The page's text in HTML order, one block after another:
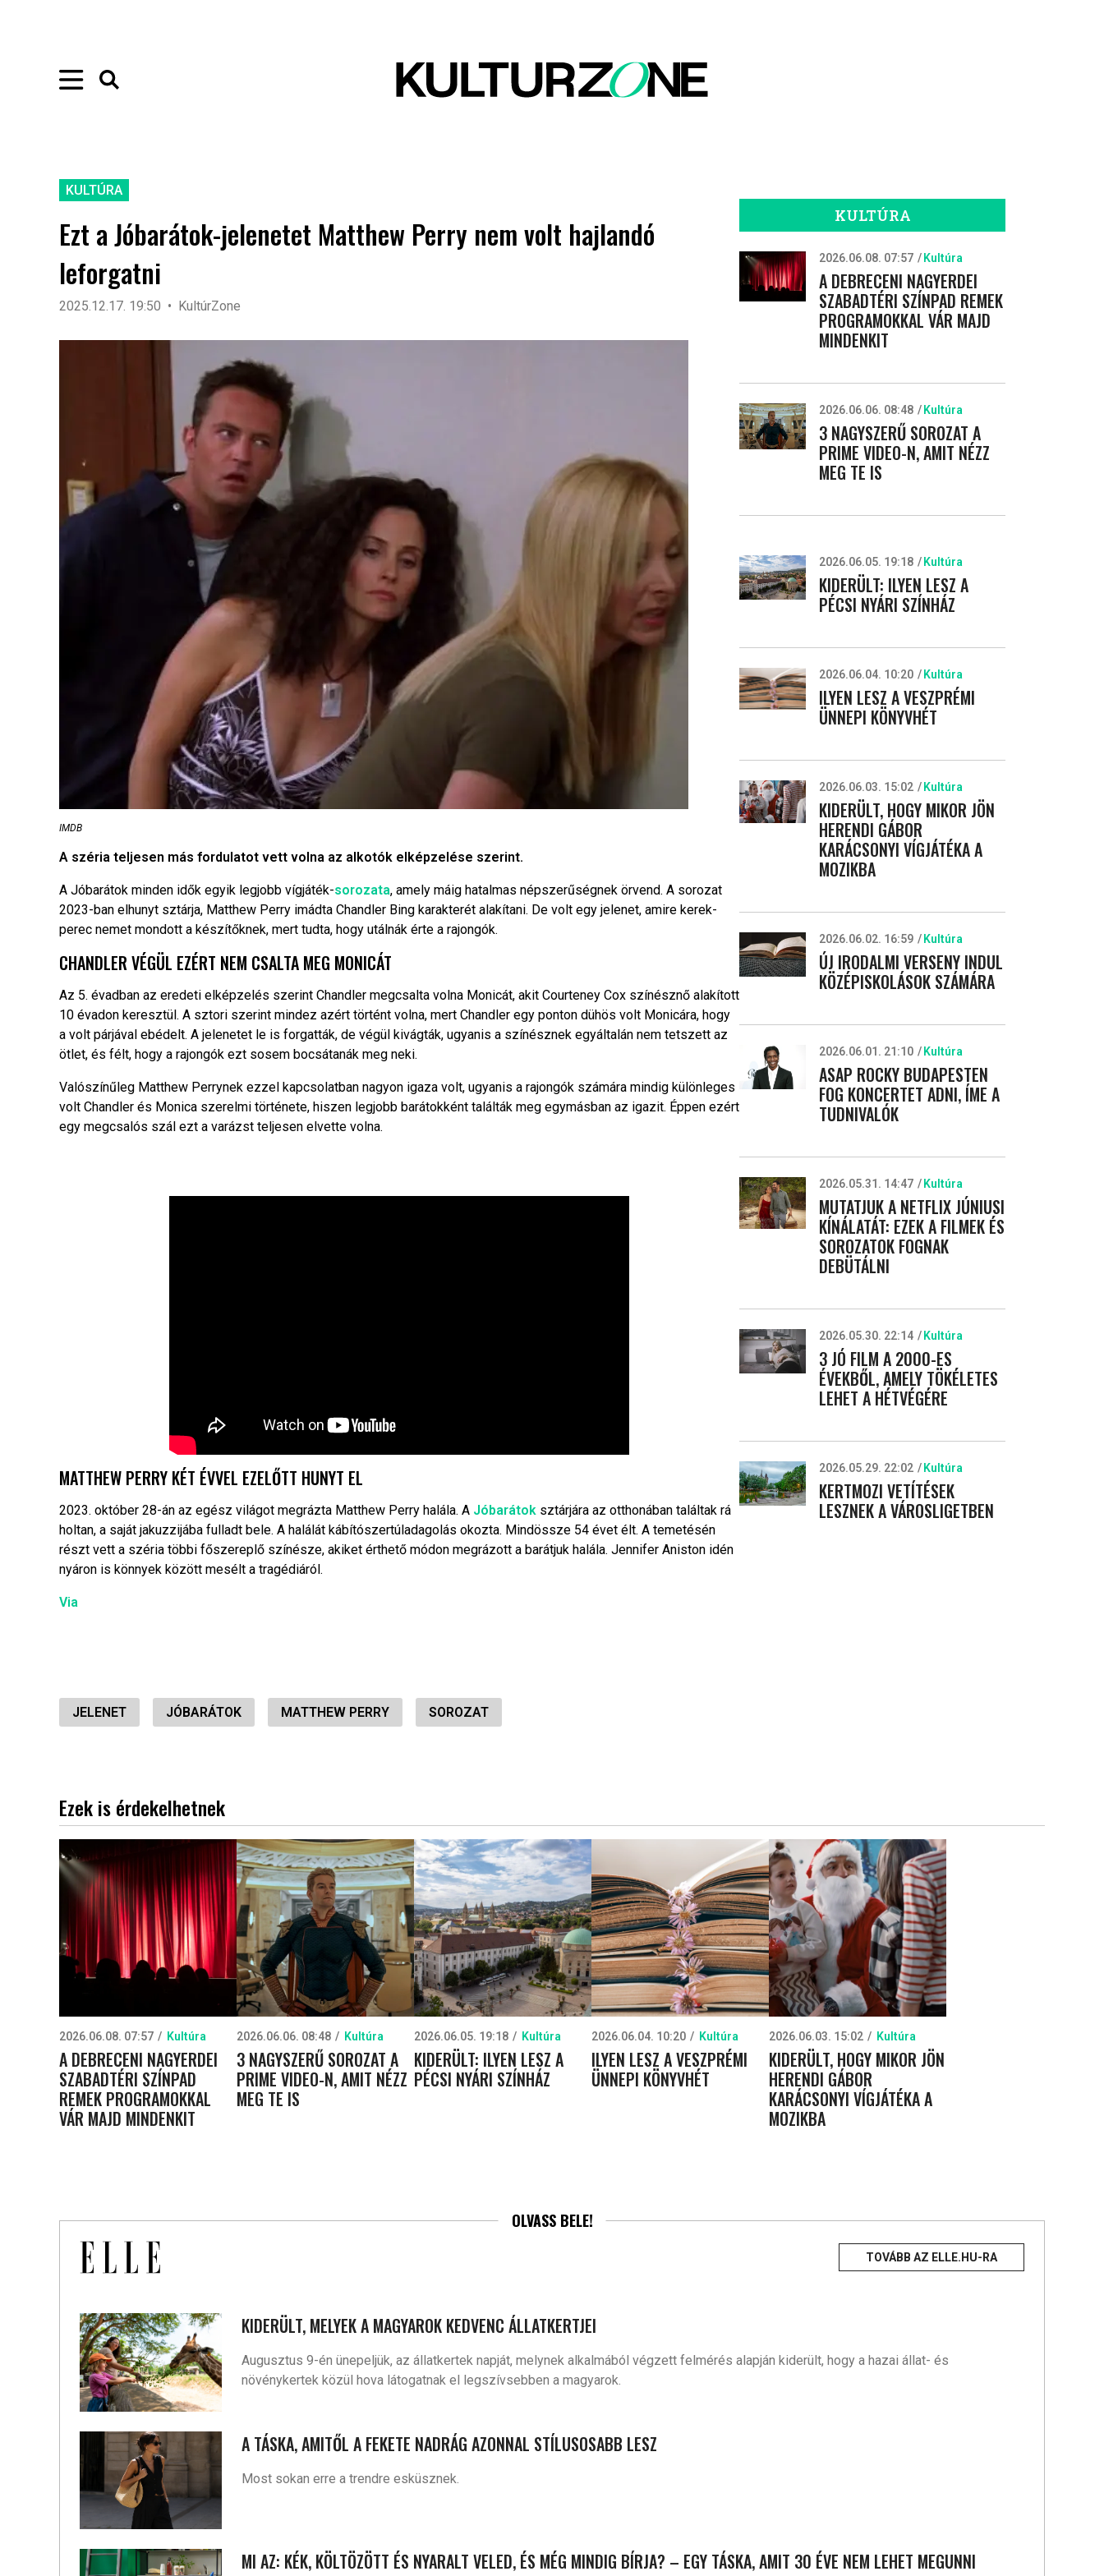
KULTÚRA
Ezt a Jóbarátok-jelenetet Matthew Perry nem volt hajlandó
leforgatni
2025.12.17. 19:50 KultúrZone
IMDB
A széria teljesen más fordulatot vett volna az alkotók elképzelése szerint.
A Jóbarátok minden idők egyik legjobb vígjáték-sorozata, amely máig hatalmas népszerűségnek örvend. A sorozat
2023-ban elhunyt sztárja, Matthew Perry imádta Chandler Bing karakterét alakítani. De volt egy jelenet, amire kerek-
perec nemet mondott a készítőknek, mert tudta, hogy utálnák érte a rajongók.
CHANDLER VÉGÜL EZÉRT NEM CSALTA MEG MONICÁT
Az 5. évadban az eredeti elképzelés szerint Chandler megcsalta volna Monicát, akit Courteney Cox színésznő alakított
10 évadon keresztül. A sztori szerint mindez azért történt volna, mert Chandler egy ponton dühös volt Monicára, hogy
a volt párjával ebédelt. A jelenetet le is forgatták, de végül kivágták, ugyanis a színésznek egyáltalán nem tetszett az
ötlet, és félt, hogy a rajongók ezt sosem bocsátanák meg neki.
Valószínűleg Matthew Perrynek ezzel kapcsolatban nagyon igaza volt, ugyanis a rajongók számára mindig különleges
volt Chandler és Monica szerelmi története, hiszen legjobb barátokként találták meg egymásban az igazit. Éppen ezért
egy megcsalós szál ezt a varázst teljesen elvette volna.
MATTHEW PERRY KÉT ÉVVEL EZELŐTT HUNYT EL
2023. október 28-án az egész világot megrázta Matthew Perry halála. A Jóbarátok sztárjára az otthonában találtak rá
holtan, a saját jakuzzijába fulladt bele. A halálát kábítószertúladagolás okozta. Mindössze 54 évet élt. A temetésén
részt vett a széria többi főszereplő színésze, akiket érthető módon megrázott a barátjuk halála. Jennifer Aniston idén
nyáron is könnyek között mesélt a tragédiáról.
Via
JELENET JÓBARÁTOK MATTHEW PERRY SOROZAT
KULTÚRA
2026.06.08. 07:57 Kultúra
A DEBRECENI NAGYERDEI
SZABADTÉRI SZÍNPAD REMEK
PROGRAMOKKAL VÁR MAJD
MINDENKIT
2026.06.06. 08:48 Kultúra
3 NAGYSZERŰ SOROZAT A
PRIME VIDEO-N, AMIT NÉZZ
MEG TE IS
2026.06.05. 19:18 Kultúra
KIDERÜLT: ILYEN LESZ A
PÉCSI NYÁRI SZÍNHÁZ
2026.06.04. 10:20 Kultúra
ILYEN LESZ A VESZPRÉMI
ÜNNEPI KÖNYVHÉT
2026.06.03. 15:02 Kultúra
KIDERÜLT, HOGY MIKOR JÖN
HERENDI GÁBOR
KARÁCSONYI VÍGJÁTÉKA A
MOZIKBA
2026.06.02. 16:59 Kultúra
ÚJ IRODALMI VERSENY INDUL
KÖZÉPISKOLÁSOK SZÁMÁRA
2026.06.01. 21:10 Kultúra
ASAP ROCKY BUDAPESTEN
FOG KONCERTET ADNI, ÍME A
TUDNIVALÓK
2026.05.31. 14:47 Kultúra
MUTATJUK A NETFLIX JÚNIUSI
KÍNÁLATÁT: EZEK A FILMEK ÉS
SOROZATOK FOGNAK
DEBÜTÁLNI
2026.05.30. 22:14 Kultúra
3 JÓ FILM A 2000-ES
ÉVEKBŐL, AMELY TÖKÉLETES
LEHET A HÉTVÉGÉRE
2026.05.29. 22:02 Kultúra
KERTMOZI VETÍTÉSEK
LESZNEK A VÁROSLIGETBEN
Ezek is érdekelhetnek
2026.06.08. 07:57 Kultúra
A DEBRECENI NAGYERDEI
SZABADTÉRI SZÍNPAD
REMEK PROGRAMOKKAL
VÁR MAJD MINDENKIT
2026.06.06. 08:48 Kultúra
3 NAGYSZERŰ SOROZAT A
PRIME VIDEO-N, AMIT NÉZZ
MEG TE IS
2026.06.05. 19:18 Kultúra
KIDERÜLT: ILYEN LESZ A
PÉCSI NYÁRI SZÍNHÁZ
2026.06.04. 10:20 Kultúra
ILYEN LESZ A VESZPRÉMI
ÜNNEPI KÖNYVHÉT
2026.06.03. 15:02 Kultúra
KIDERÜLT, HOGY MIKOR JÖN
HERENDI GÁBOR
KARÁCSONYI VÍGJÁTÉKA A
MOZIKBA
OLVASS BELE!
TOVÁBB AZ ELLE.HU-RA
KIDERÜLT, MELYEK A MAGYAROK KEDVENC ÁLLATKERTJEI
Augusztus 9-én ünepeljük, az állatkertek napját, melynek alkalmából végzett felmérés alapján kiderült, hogy a hazai állat- és
növénykertek közül hova látogatnak el legszívsebben a magyarok.
A TÁSKA, AMITŐL A FEKETE NADRÁG AZONNAL STÍLUSOSABB LESZ
Most sokan erre a trendre esküsznek.
MI AZ: KÉK, KÖLTÖZÖTT ÉS NYARALT VELED, ÉS MÉG MINDIG BÍRJA? – EGY TÁSKA, AMIT 30 ÉVE NEM LEHET MEGUNNI